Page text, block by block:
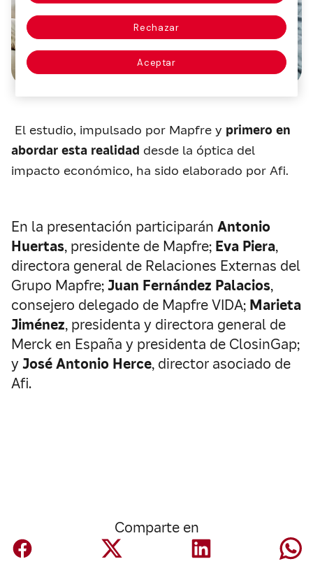
El estudio, impulsado por Mapfre y primero en
abordar esta realidad desde la óptica del
impacto económico, ha sido elaborado por Afi.
En la presentación participarán Antonio
Huertas, presidente de Mapfre; Eva Piera,
directora general de Relaciones Externas del
Grupo Mapfre;Juan Fernández Palacios,
consejero delegado de Mapfre VIDA; Marieta
Jiménez, presidenta y directora general de
Merck en España y presidenta de ClosinGap;
yJosé Antonio Herce, director asociado de
Afi.
Comparte en
Rechazar
Aceptar